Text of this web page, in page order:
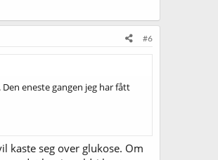
#6
eneste gangen jeg har fått
kaste seg over glukose. Om